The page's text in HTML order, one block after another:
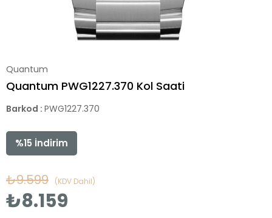
Quantum
Quantum PWG1227.370 Kol Saati
Barkod : PWG1227.370
%15 İndirim
₺9.599 (KDV Dahil)
₺8.159